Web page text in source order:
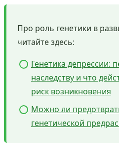
Про роль генетики в
читайте здесь:
Генетика депрессии:
наследству и что
риск возникновения
Можно ли
генетической